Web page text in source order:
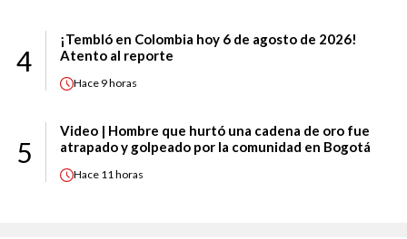
4
¡Tembló en Colombia hoy 6 de agosto de 2026!
Atento al reporte
Hace 9 horas
5
Video | Hombre que hurtó una cadena de oro fue
atrapado y golpeado por la comunidad en Bogotá
Hace 11 horas